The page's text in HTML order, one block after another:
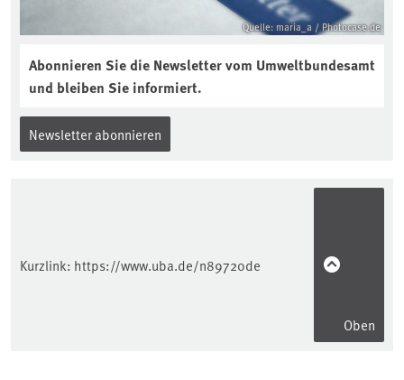
Quelle: maria_a / Photocase.de
Abonnieren Sie die Newsletter vom Umweltbundesamt
und bleiben Sie informiert.
Newsletter abonnieren
Kurzlink: https://www.uba.de/n89720de
Oben